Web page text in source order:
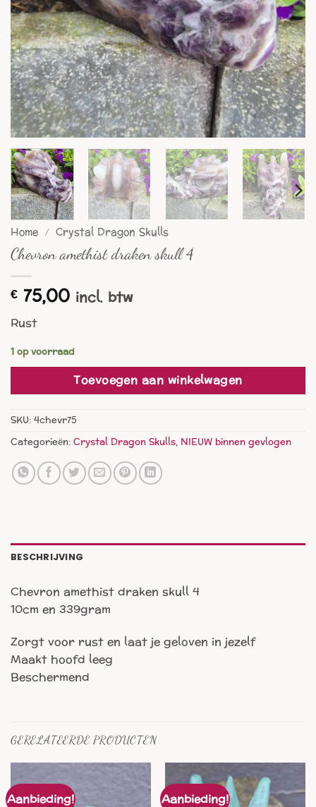
Home / Crystal Dragon Skulls
Chevron amethist draken skull 4
€ 75,00 incl. btw
Rust
1 op voorraad
Toevoegen aan winkelwagen
SKU:4chevr75
Categorieën:Crystal Dragon Skulls, NIEUW binnen gevlogen
BESCHRIJVING
Chevron amethist draken skull 4
10cm en 339gram
Zorgt voor rust en laat je geloven in jezelf
Maakt hoofd leeg
Beschermend
GERELATEERDE PRODUCTEN
Aanbieding! Aanbieding!